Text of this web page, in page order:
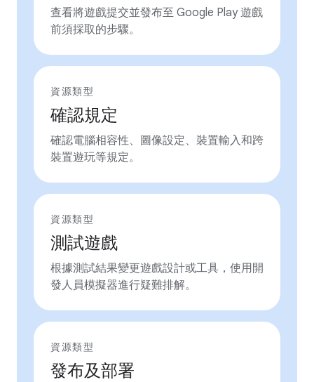
查看將遊戲提交並發布至 Google Play 遊戲
前須採取的步驟。
資源類型
確認規定
確認電腦相容性、圖像設定、裝置輸入和跨
裝置遊玩等規定。
資源類型
測試遊戲
根據測試結果變更遊戲設計或工具，使用開
發人員模擬器進行疑難排解。
資源類型
發布及部署